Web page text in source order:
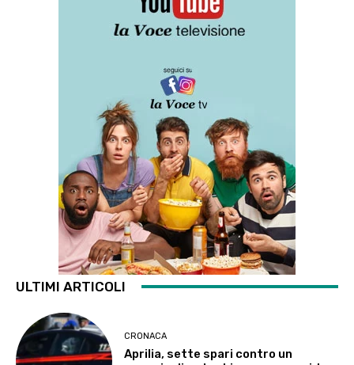
ULTIMI ARTICOLI
CRONACA
Aprilia, sette spari contro un